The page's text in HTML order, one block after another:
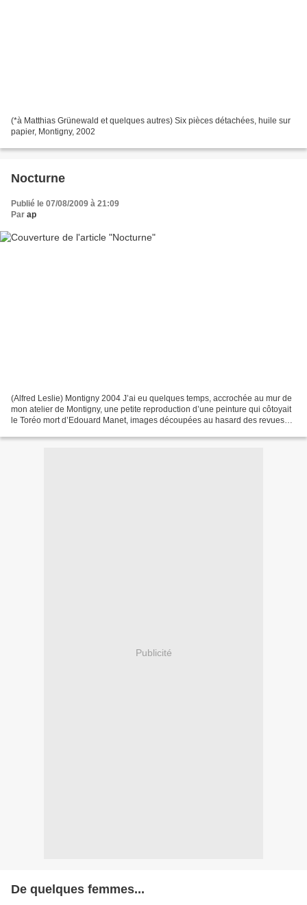
(*à Matthias Grünewald et quelques autres) Six pièces détachées, huile sur
papier, Montigny, 2002
Nocturne
Publié le 07/08/2009 à 21:09
Par ap
(Alfred Leslie) Montigny 2004 J’ai eu quelques temps, accrochée au mur de
mon atelier de Montigny, une petite reproduction d’une peinture qui côtoyait
le Toréo mort d’Edouard Manet, images découpées au hasard des revues
Publicité
De quelques femmes...